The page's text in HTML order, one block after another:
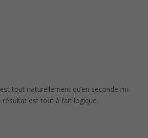
tout naturellement qu’en seconde mi-
résultat est tout à fait logique.